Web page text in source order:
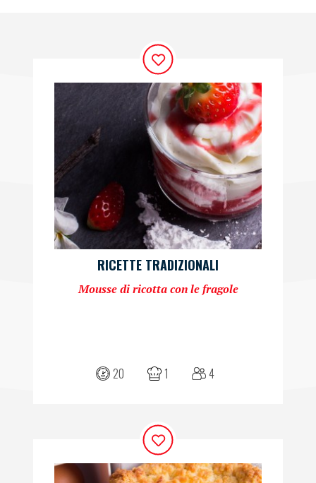
RICETTE TRADIZIONALI
Mousse di ricotta con le fragole
20 1 4